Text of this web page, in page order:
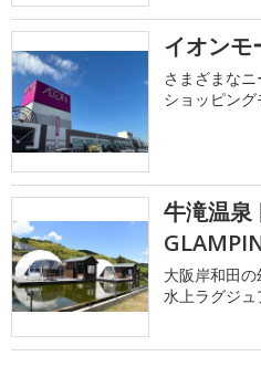
イオンモ
さまざまな
ショッピン
牛滝温泉
大阪岸和田の
水上ラグジ